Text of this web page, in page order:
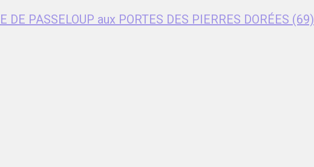
PASSELOUP aux PORTES DES PIERRES DORÉES (69)